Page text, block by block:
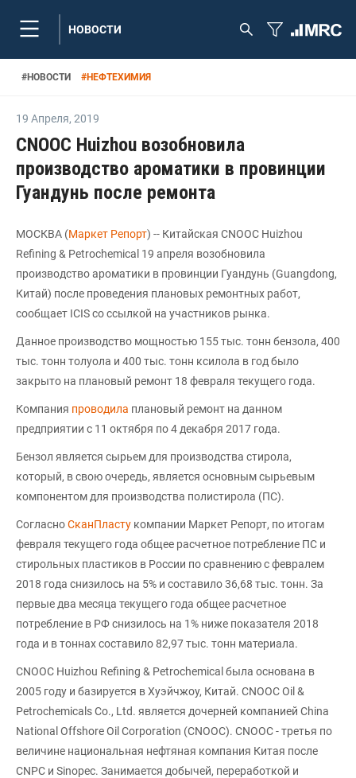
НОВОСТИ
#НОВОСТИ #НЕФТЕХИМИЯ
19 Апреля, 2019
CNOOC Huizhou возобновила
производство ароматики в провинции
Гуандунь после ремонта
МОСКВА (Маркет Репорт) -- Китайская CNOOC Huizhou
Refining & Petrochemical 19 апреля возобновила
производство ароматики в провинции Гуандунь (Guangdong,
Китай) после проведения плановых ремонтных работ,
сообщает ICIS со ссылкой на участников рынка.
Данное производство мощностью 155 тыс. тонн бензола, 400
тыс. тонн толуола и 400 тыс. тонн ксилола в год было
закрыто на плановый ремонт 18 февраля текущего года.
Компания проводила плановый ремонт на данном
предприятии с 11 октября по 4 декабря 2017 года.
Бензол является сырьем для производства стирола,
который, в свою очередь, является основным сырьевым
компонентом для производства полистирола (ПС).
СогласноСканПласту компании Маркет Репорт, по итогам
февраля текущего года общее расчетное потребление ПС и
стирольных пластиков в России по сравнению с февралем
2018 года снизилось на 5% и составило 36,68 тыс. тонн. За
первые два месяца текущего года общее расчетное
потребление в РФ снизилось на 1% ниже показателя 2018
года и в тоннах составило 82,97 тыс. тонн материала.
CNOOC Huizhou Refining & Petrochemical была основана в
2005 году и базируется в Хуэйчжоу, Китай. CNOOC Oil &
Petrochemicals Co., Ltd. является дочерней компанией China
National Offshore Oil Corporation (CNOOC). CNOOC - третья по
величине национальная нефтяная компания Китая после
CNPC и Sinopec. Занимается добычей, переработкой и